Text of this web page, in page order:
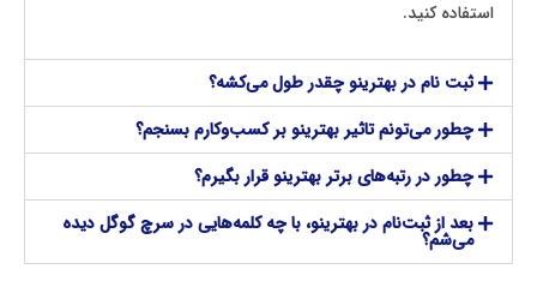
استفاده کنید.
ثبت‌ نام در بهترینو چقدر طول می‌کشه؟
چطور می‌تونم تاثیر بهترینو بر کسب‌وکارم بسنجم؟
چطور در رتبه‌های برتر بهترینو قرار بگیرم؟
بعد از ثبت‌نام در بهترینو، با چه کلمه‌هایی در سرچ گوگل دیده
می‌شم؟